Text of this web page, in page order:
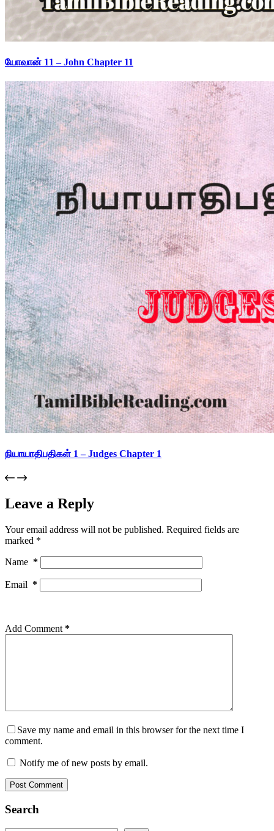
யோவான் 11 – John Chapter 11
நியாயாதிபதிகள் 1 – Judges Chapter 1
Leave a Reply
Your email address will not be published. Required fields are
marked *
Name *
Email *
Add Comment *
Save my name and email in this browser for the next time I
comment.
Notify me of new posts by email.
Post Comment
Search